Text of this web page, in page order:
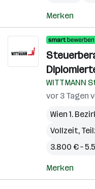
Merken
WITTMANN
vor 3 Tagen
Wien 1.
Vollzeit,
3.800 € –
Merken